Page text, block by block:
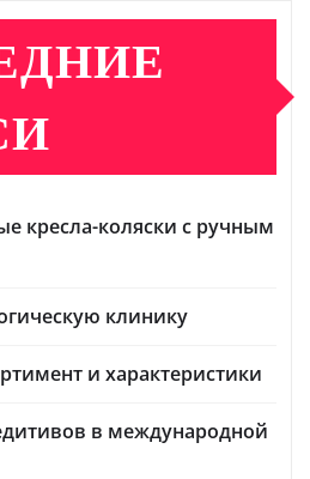
кресла-коляски с ручным
клинику
и характеристики
в международной